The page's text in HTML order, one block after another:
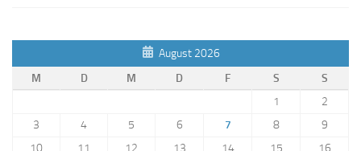
August 2026
M
D M D F S
S
1
2
3
4 5 6 7 8
9